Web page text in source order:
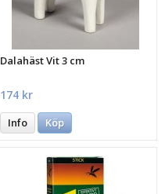
Dalahäst Vit 3 cm
174 kr
Info Köp